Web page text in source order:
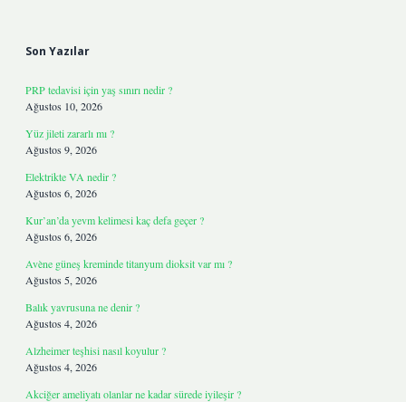
Son Yazılar
PRP tedavisi için yaş sınırı nedir ?
Ağustos 10, 2026
Yüz jileti zararlı mı ?
Ağustos 9, 2026
Elektrikte VA nedir ?
Ağustos 6, 2026
Kur’an’da yevm kelimesi kaç defa geçer ?
Ağustos 6, 2026
Avène güneş kreminde titanyum dioksit var mı ?
Ağustos 5, 2026
Balık yavrusuna ne denir ?
Ağustos 4, 2026
Alzheimer teşhisi nasıl koyulur ?
Ağustos 4, 2026
Akciğer ameliyatı olanlar ne kadar sürede iyileşir ?